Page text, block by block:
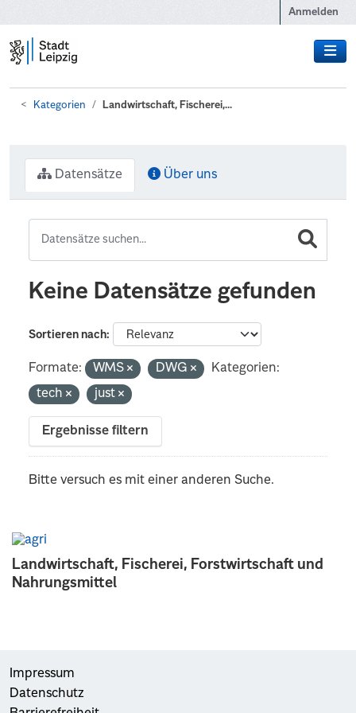
Anmelden
Kategorien Landwirtschaft, Fischerei,...
Landwirtschaft, Fischerei, Forstwirtschaft und
Nahrungsmittel
Datensätze Über uns
Keine Datensätze gefunden
Sortieren nach
Formate: WMS DWG
Kategorien:
tech
just
Ergebnisse filtern
Bitte versuch es mit einer anderen Suche.
Impressum
Datenschutz